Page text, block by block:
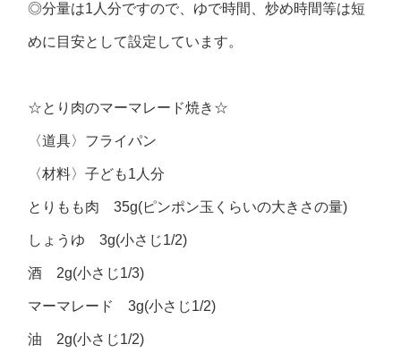
◎分量は1人分ですので、ゆで時間、炒め時間等は短
めに目安として設定しています。
☆とり肉のマーマレード焼き☆
〈道具〉フライパン
〈材料〉子ども1人分
とりもも肉 35g(ピンポン玉くらいの大きさの量)
しょうゆ 3g(小さじ1/2)
酒 2g(小さじ1/3)
マーマレード 3g(小さじ1/2)
油 2g(小さじ1/2)